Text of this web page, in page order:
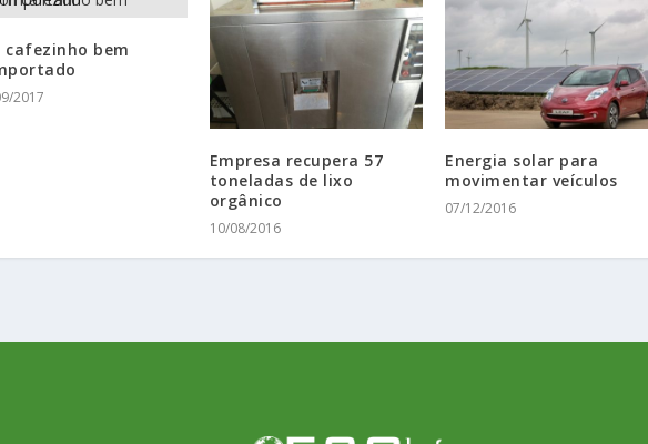
cafezinho bem
2017
Empresa recupera 57
toneladas de lixo
orgânico
10/08/2016
Energia solar para
movimentar veículos
07/12/2016